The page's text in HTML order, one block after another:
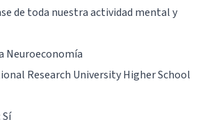
de toda nuestra actividad mental y
Neuroeconomía
Research University Higher School